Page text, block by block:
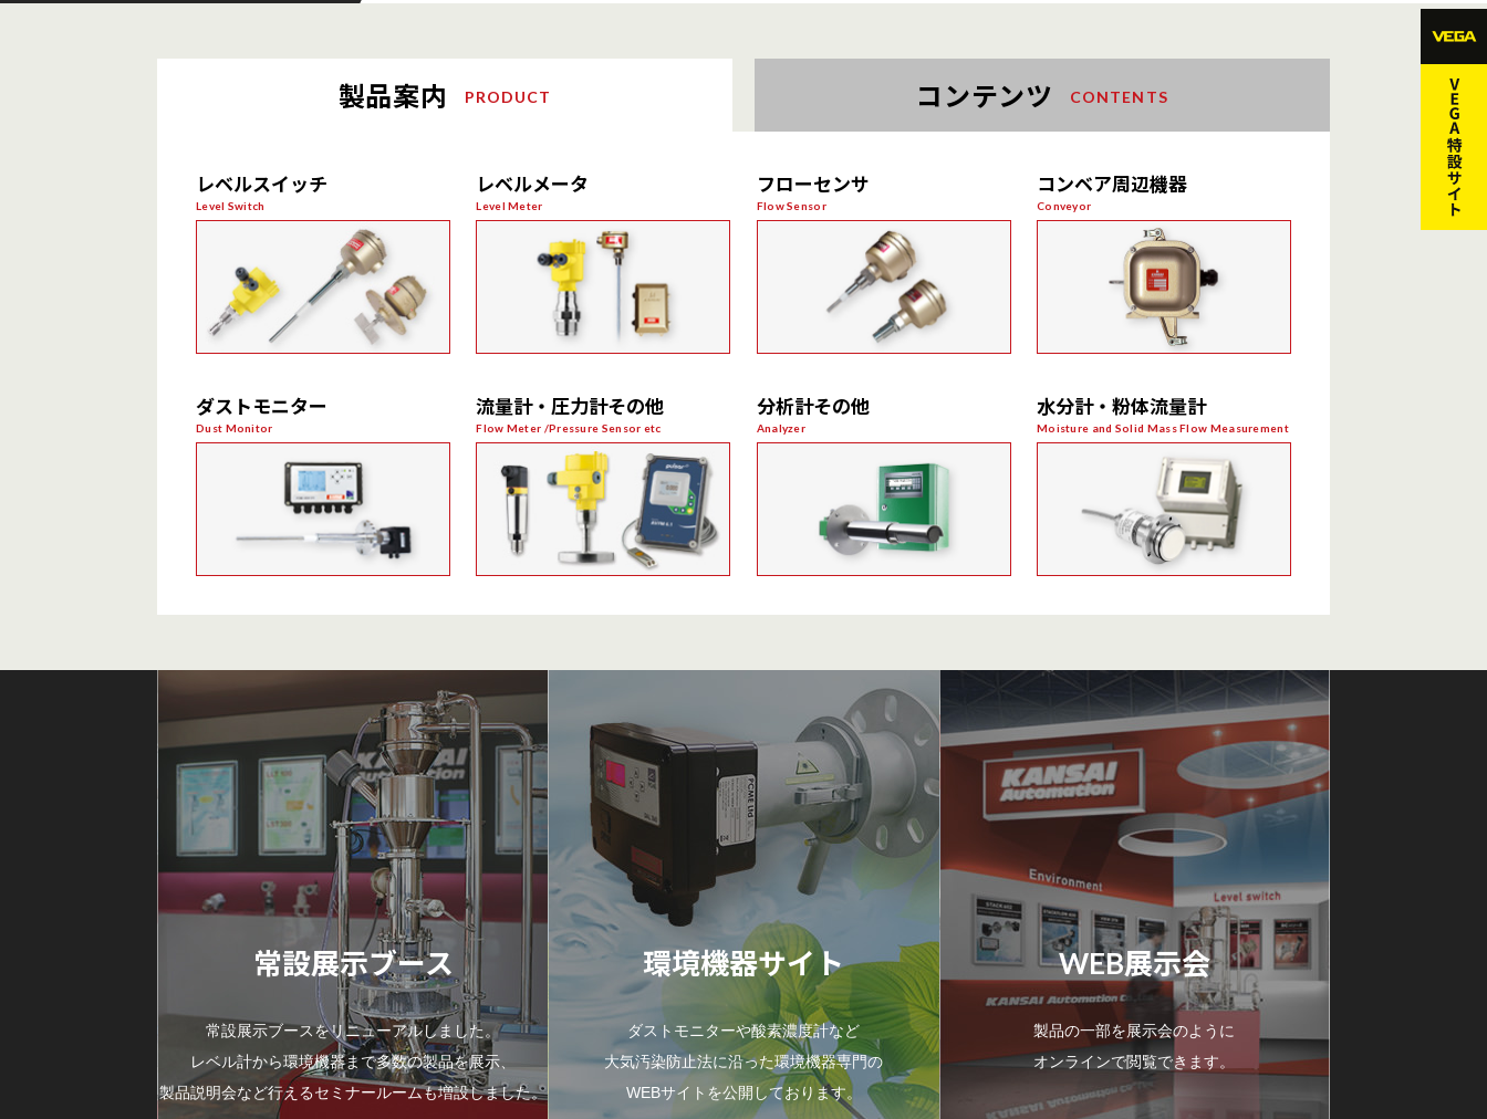
製品案内 PRODUCT コンテンツ CONTENTS
レベルスイッチ
Level Switch
液体用
レベルメータ
Level Meter
非接触式
フローセンサ
Flow Sensor
パーティクル式
コンベア周辺機器
Conveyor
フロースイッチ
リーク式レベルスイッチ
チルト式レベルスイッチ
ダストモニター
Dust Monitor
フォワードライトスキャッタ式
バックライトスキャッタ式
流量計・圧力計その他
Flow Meter /Pressure Sensor etc
超音波界面レベル計
圧力計(PRO)
圧力計(BASIC)
分析計その他
Analyzer
水分計・粉体流量計
Moisture and Solid Mass Flow Measurement
乾燥固体用粉・粒体流量計
常設展示ブース
常設展示ブースをリニューアルしました。
レベル計から環境機器まで多数の製品を展示、
製品説明会など行えるセミナールームも増設しました。
環境機器サイト
ダストモニターや酸素濃度計など
大気汚染防止法に沿った環境機器専門の
WEBサイトを公開しております。
WEB展示会
製品の一部を展示会のように
オンラインで閲覧できます。